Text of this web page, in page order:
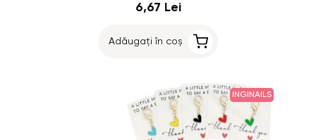
6,67 Lei
Adăugați în coș
INGINAILS